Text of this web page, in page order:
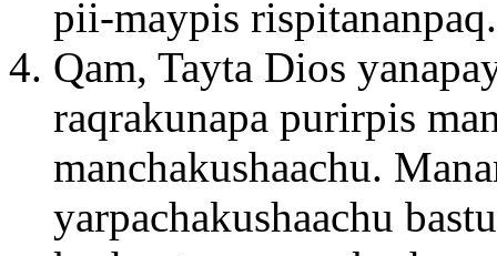
pii-maypis rispitananpaq.
Qam, Tayta Dios
raqrakunapa purirpis
manchakushaachu.
yarpachakushaachu